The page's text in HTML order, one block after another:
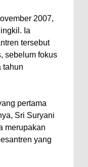
2007,
Ia
tersebut
sebelum fokus
tahun
pertama
Sri Suryani
merupakan
yang